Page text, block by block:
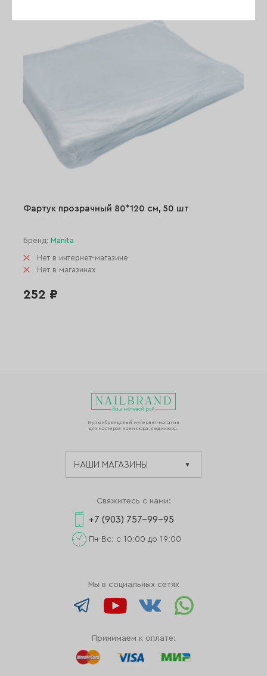
Фартук прозрачный 80*120 см, 50 шт
Бренд: Manita
Нет в интернет-магазине
Нет в магазинах
252 ₽
Мультибрендовый интернет-магазин
для мастеров маникюра, педикюра.
Свяжитесь с нами:
+7 (903) 757-99-95
Пн-Вс: с 10:00 до 19:00
Мы в социальных сетях
Принимаем к оплате: